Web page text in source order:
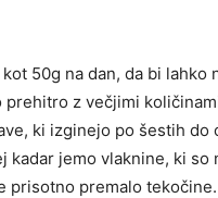
50g na dan, da bi lahko
prehitro z večjimi
ki izginejo po šestih
jemo vlaknine, ki so
prisotno premalo